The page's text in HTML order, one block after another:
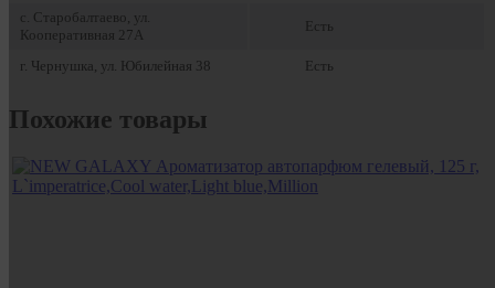
с. Старобалтаево, ул.
Кооперативная 27А
Есть
г. Чернушка, ул. Юбилейная 38 Есть
Похожие товары